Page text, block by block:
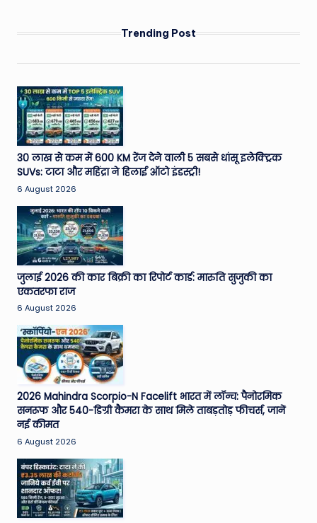
paginationTrending Post
30 लाख से कम में 600 KM रेंज देने वाली 5 सबसे धांसू इलेक्ट्रिक
SUVs: टाटा और महिंद्रा ने हिलाई ऑटो इंडस्ट्री!
6 August 2026
जुलाई 2026 की कार बिक्री का रिपोर्ट कार्ड: मारुति सुजुकी का
एकतरफा राज
6 August 2026
2026 Mahindra Scorpio-N Facelift भारत में लॉन्च: पैनोरमिक
सनरूफ और 540-डिग्री कैमरा के साथ मिले ताबड़तोड़ फीचर्स, जानें
नई कीमत
6 August 2026